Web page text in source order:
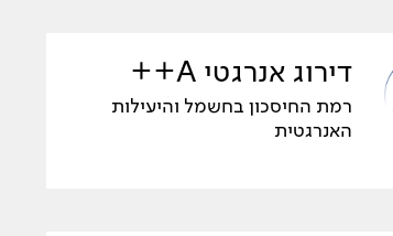
דירוג אנרגטי A++
רמת החיסכון בחשמל והיעילות
האנרגטית